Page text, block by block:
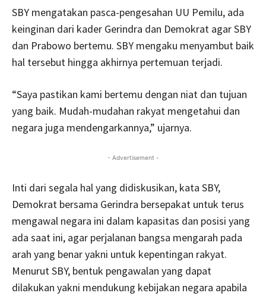
SBY mengatakan pasca-pengesahan UU Pemilu, ada
keinginan dari kader Gerindra dan Demokrat agar SBY
dan Prabowo bertemu. SBY mengaku menyambut baik
hal tersebut hingga akhirnya pertemuan terjadi.
“Saya pastikan kami bertemu dengan niat dan tujuan
yang baik. Mudah-mudahan rakyat mengetahui dan
negara juga mendengarkannya,” ujarnya.
- Advertisement -
Inti dari segala hal yang didiskusikan, kata SBY,
Demokrat bersama Gerindra bersepakat untuk terus
mengawal negara ini dalam kapasitas dan posisi yang
ada saat ini, agar perjalanan bangsa mengarah pada
arah yang benar yakni untuk kepentingan rakyat.
Menurut SBY, bentuk pengawalan yang dapat
dilakukan yakni mendukung kebijakan negara apabila